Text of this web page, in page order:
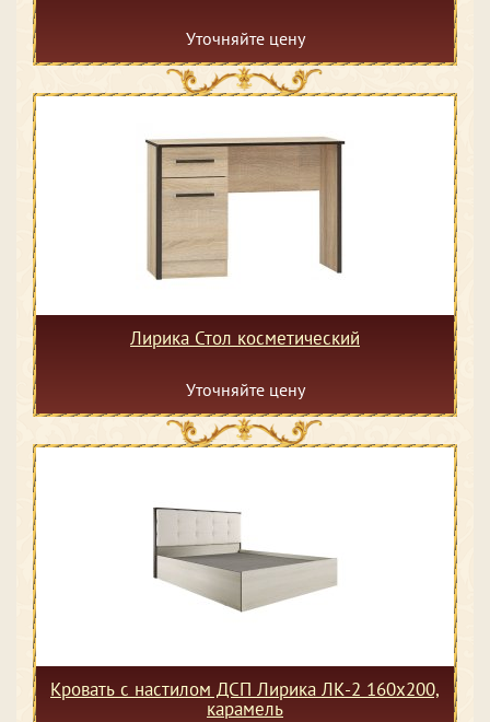
Уточняйте цену
Лирика Стол косметический
Уточняйте цену
Кровать с настилом ДСП Лирика ЛК-2 160х200,
карамель